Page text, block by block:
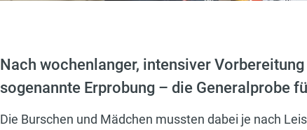
Nach wochenlanger, intensiver
sogenannte Erprobung – die Generalprobe
Die Burschen und Mädchen mussten dabei je nach